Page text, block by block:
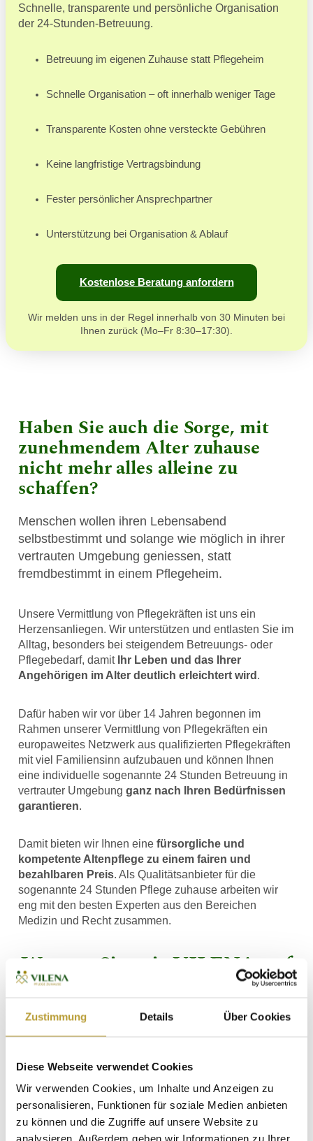
Zustimmung Details Über Cookies
Diese Webseite verwendet Cookies
Wir verwenden Cookies, um Inhalte und Anzeigen zu
personalisieren, Funktionen für soziale Medien anbieten
zu können und die Zugriffe auf unsere Website zu
analysieren. Außerdem geben wir Informationen zu Ihrer
Schnelle, transparente und persönliche Organisation
der 24-Stunden-Betreuung.
Betreuung im eigenen Zuhause statt Pflegeheim
Schnelle Organisation – oft innerhalb weniger Tage
Transparente Kosten ohne versteckte Gebühren
Keine langfristige Vertragsbindung
Fester persönlicher Ansprechpartner
Unterstützung bei Organisation & Ablauf
Kostenlose Beratung anfordern
Wir melden uns in der Regel innerhalb von 30 Minuten bei
Ihnen zurück (Mo–Fr 8:30–17:30).
Haben Sie auch die Sorge, mit
zunehmendem Alter zuhause
nicht mehr alles alleine zu
schaffen?
Menschen wollen ihren Lebensabend
selbstbestimmt und solange wie möglich in ihrer
vertrauten Umgebung geniessen, statt
fremdbestimmt in einem Pflegeheim.
Unsere Vermittlung von Pflegekräften ist uns ein
Herzensanliegen. Wir unterstützen und entlasten Sie im
Alltag, besonders bei steigendem Betreuungs- oder
Pflegebedarf, damit Ihr Leben und das Ihrer
Angehörigen im Alter deutlich erleichtert wird .
Dafür haben wir vor über 14 Jahren begonnen im
Rahmen unserer Vermittlung von Pflegekräften ein
europaweites Netzwerk aus qualifizierten Pflegekräften
mit viel Familiensinn aufzubauen und können Ihnen
eine individuelle sogenannte 24 Stunden Betreuung in
vertrauter Umgebungganz nach Ihren Bedürfnissen
garantieren.
Damit bieten wir Ihnen einefürsorgliche und
kompetente Altenpflege zu einem fairen und
bezahlbaren Preis. Als Qualitätsanbieter für die
sogenannte 24 Stunden Pflege zuhause arbeiten wir
eng mit den besten Experten aus den Bereichen
Medizin und Recht zusammen.
Warum Sie mit VILENA auf
der sicheren Seite sind
Sie haben feste Ansprechpartner, die Sie durch den
gesamten Prozess begleiten.
Schnelle & strukturierte Vermittlung